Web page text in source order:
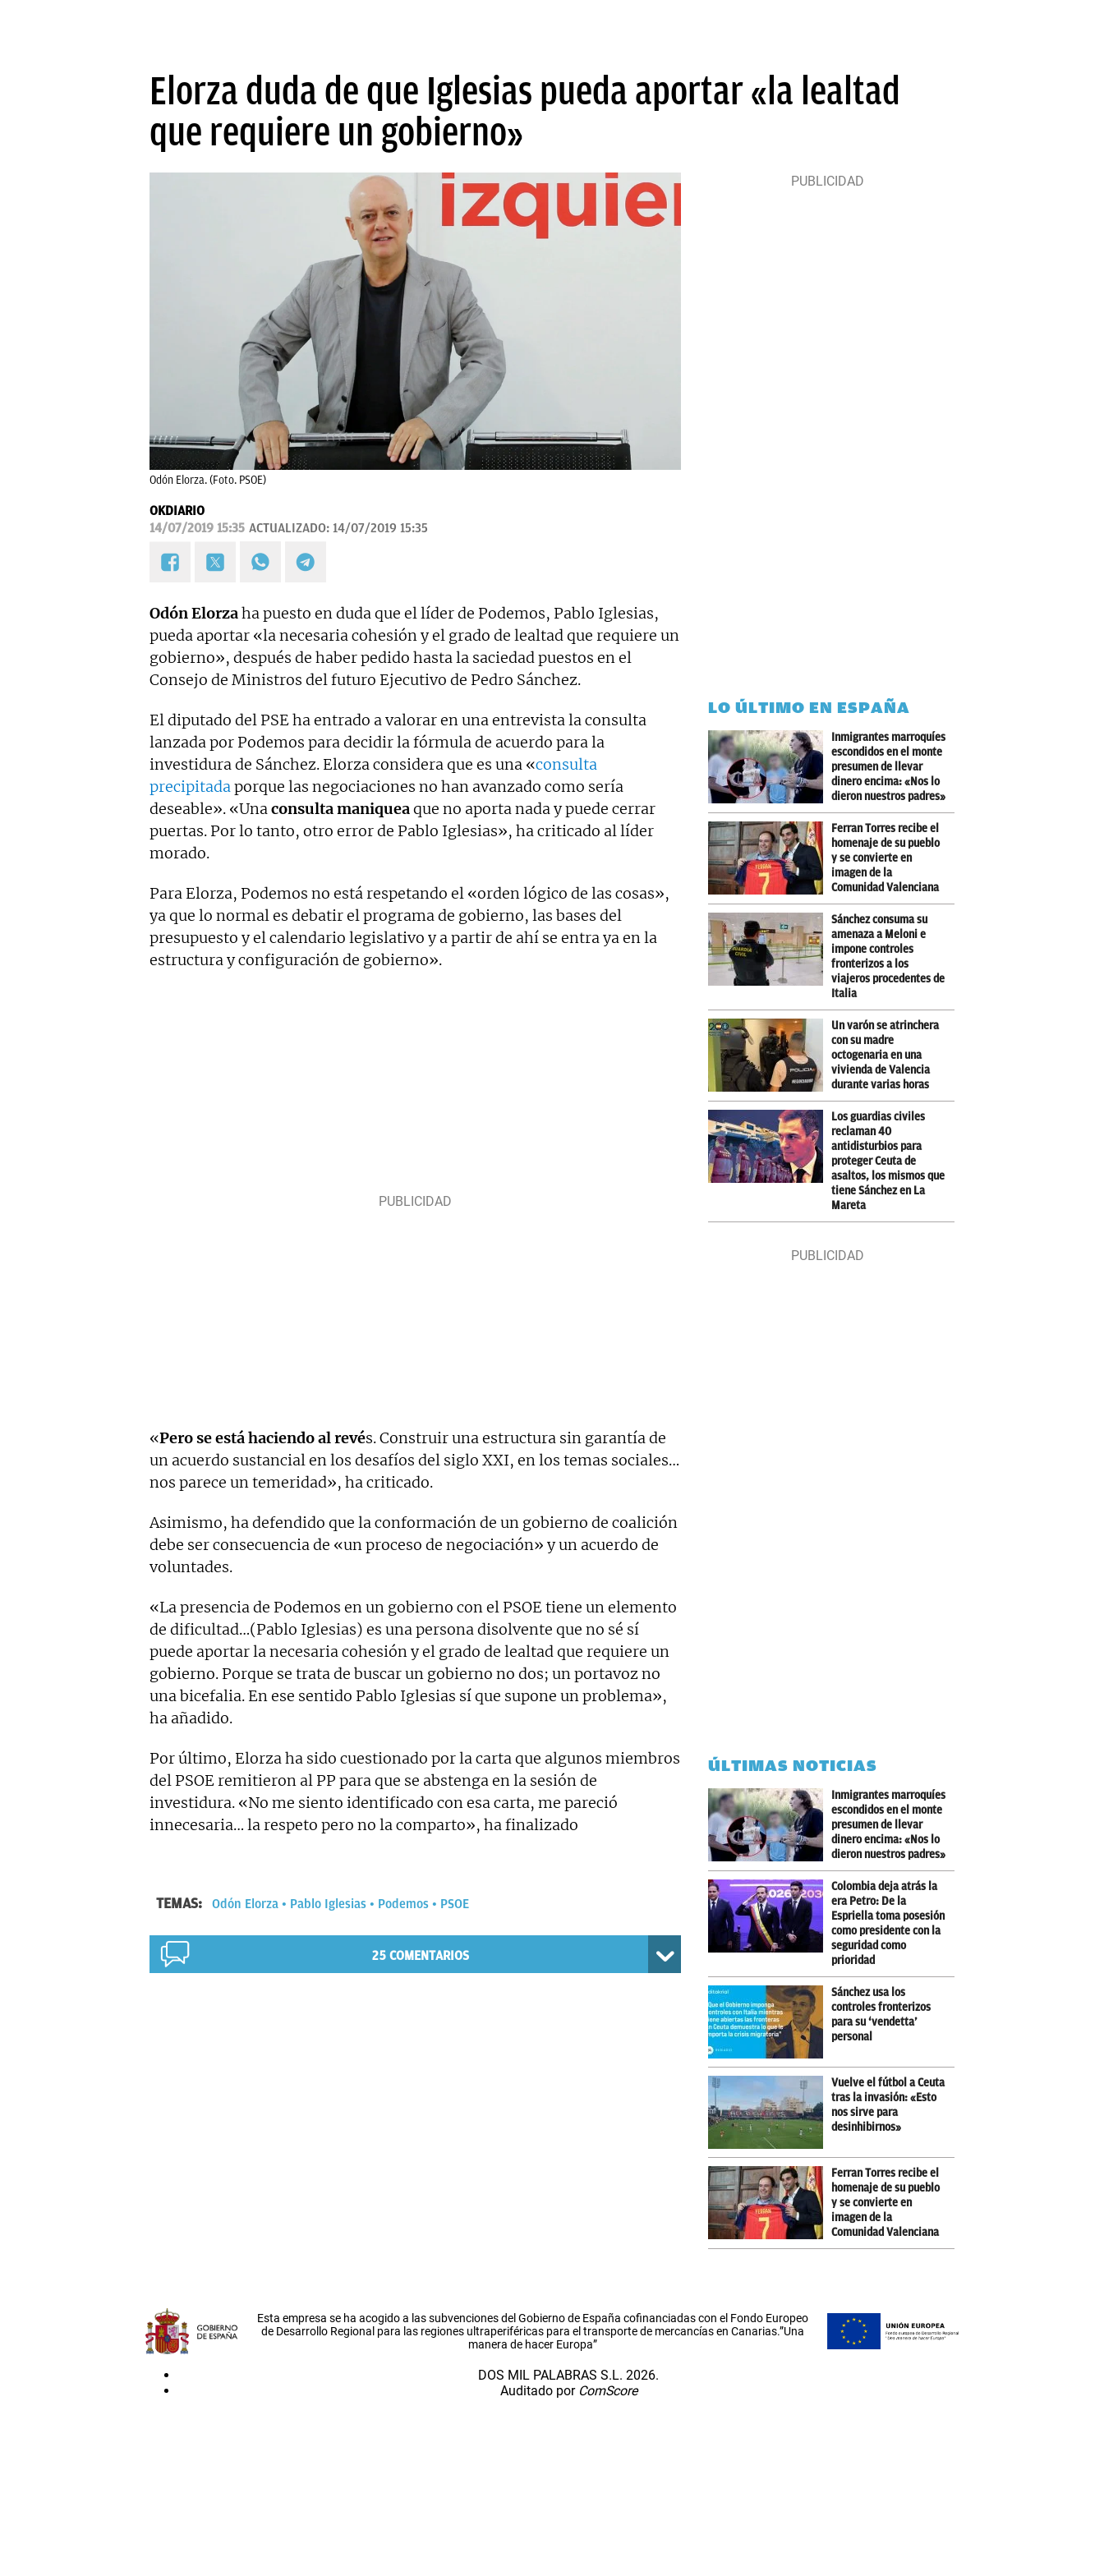
Elorza duda de que Iglesias pueda aportar «la lealtad
que requiere un gobierno»
Odón Elorza. (Foto. PSOE)
OKDIARIO
14/07/2019 15:35 ACTUALIZADO: 14/07/2019 15:35
Odón Elorzaha puesto en duda que el líder de Podemos, Pablo Iglesias,
pueda aportar «la necesaria cohesión y el grado de lealtad que requiere un
gobierno», después de haber pedido hasta la saciedad puestos en el
Consejo de Ministros del futuro Ejecutivo de Pedro Sánchez.
El diputado del PSE ha entrado a valorar en una entrevista la consulta
lanzada por Podemos para decidir la fórmula de acuerdo para la
investidura de Sánchez. Elorza considera que es una «consulta
precipitadaporque las negociaciones no han avanzado como sería
deseable». «Unaconsulta maniqueaque no aporta nada y puede cerrar
puertas. Por lo tanto, otro error de Pablo Iglesias», ha criticado al líder
morado.
Para Elorza, Podemos no está respetando el «orden lógico de las cosas»,
ya que lo normal es debatir el programa de gobierno, las bases del
presupuesto y el calendario legislativo y a partir de ahí se entra ya en la
estructura y configuración de gobierno».
«Pero se está haciendo al revés. Construir una estructura sin garantía de
un acuerdo sustancial en los desafíos del siglo XXI, en los temas sociales…
nos parece un temeridad», ha criticado.
Asimismo, ha defendido que la conformación de un gobierno de coalición
debe ser consecuencia de «un proceso de negociación» y un acuerdo de
voluntades.
«La presencia de Podemos en un gobierno con el PSOE tiene un elemento
de dificultad…(Pablo Iglesias) es una persona disolvente que no sé sí
puede aportar la necesaria cohesión y el grado de lealtad que requiere un
gobierno. Porque se trata de buscar un gobierno no dos; un portavoz no
una bicefalia. En ese sentido Pablo Iglesias sí que supone un problema»,
ha añadido.
Por último, Elorza ha sido cuestionado por la carta que algunos miembros
del PSOE remitieron al PP para que se abstenga en la sesión de
investidura. «No me siento identificado con esa carta, me pareció
innecesaria… la respeto pero no la comparto», ha finalizado
TEMAS: Odón Elorza Pablo Iglesias Podemos PSOE
25COMENTARIOS
LO ÚLTIMO EN ESPAÑA
Inmigrantes marroquíes
escondidos en el monte
presumen de llevar
dinero encima: «Nos lo
dieron nuestros padres»
Ferran Torres recibe el
homenaje de su pueblo
y se convierte en
imagen de la
Comunidad Valenciana
Sánchez consuma su
amenaza a Meloni e
impone controles
fronterizos a los
viajeros procedentes de
Italia
Un varón se atrinchera
con su madre
octogenaria en una
vivienda de Valencia
durante varias horas
Los guardias civiles
reclaman 40
antidisturbios para
proteger Ceuta de
asaltos, los mismos que
tiene Sánchez en La
Mareta
ÚLTIMAS NOTICIAS
Inmigrantes marroquíes
escondidos en el monte
presumen de llevar
dinero encima: «Nos lo
dieron nuestros padres»
Colombia deja atrás la
era Petro: De la
Espriella toma posesión
como presidente con la
seguridad como
prioridad
Sánchez usa los
controles fronterizos
para su ‘vendetta’
personal
Vuelve el fútbol a Ceuta
tras la invasión: «Esto
nos sirve para
desinhibirnos»
Ferran Torres recibe el
homenaje de su pueblo
y se convierte en
imagen de la
Comunidad Valenciana
Esta empresa se ha acogido a las subvenciones del Gobierno de España cofinanciadas con el Fondo Europeo
de Desarrollo Regional para las regiones ultraperiféricas para el transporte de mercancías en Canarias.”Una
manera de hacer Europa”
DOS MIL PALABRAS S.L. 2026.
Auditado por ComScore